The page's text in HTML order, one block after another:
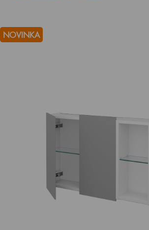
NOVINKA